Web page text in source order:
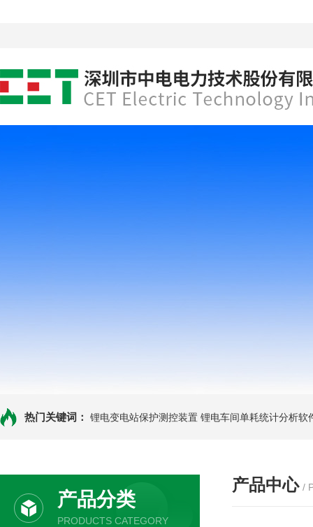
热门关键词： 锂电变电站保护测控装置 锂电车间单耗统计分析软
产品分类
PRODUCTS CATEGORY
产品中心 /